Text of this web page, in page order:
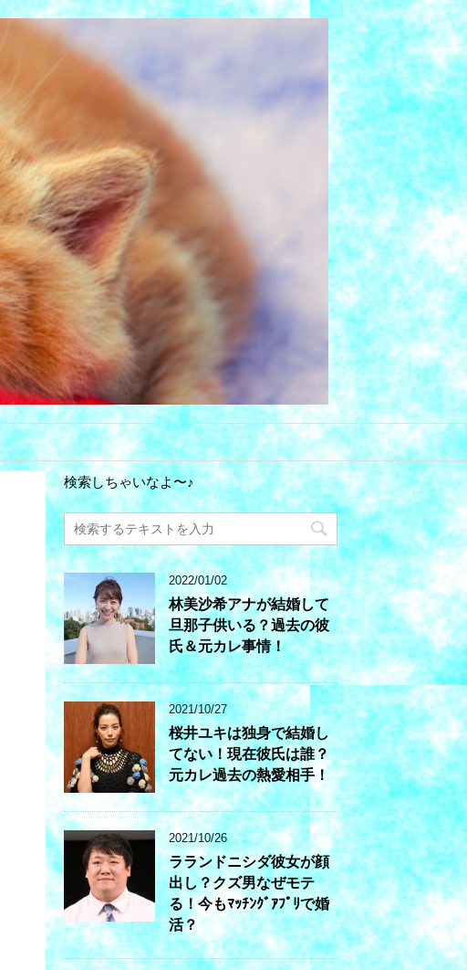
検索しちゃいなよ〜♪
2022/01/02
林美沙希アナが結婚して
旦那子供いる？過去の彼
氏＆元カレ事情！
2021/10/27
桜井ユキは独身で結婚し
てない！現在彼氏は誰？
元カレ過去の熱愛相手！
2021/10/26
ラランドニシダ彼女が顔
出し？クズ男なぜモテ
る！今もﾏｯﾁﾝｸﾞｱﾌﾟﾘで婚
活？